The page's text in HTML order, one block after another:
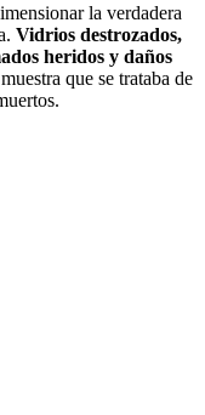
la verdadera
Vidrios destrozados,
heridos y daños
que se trataba de